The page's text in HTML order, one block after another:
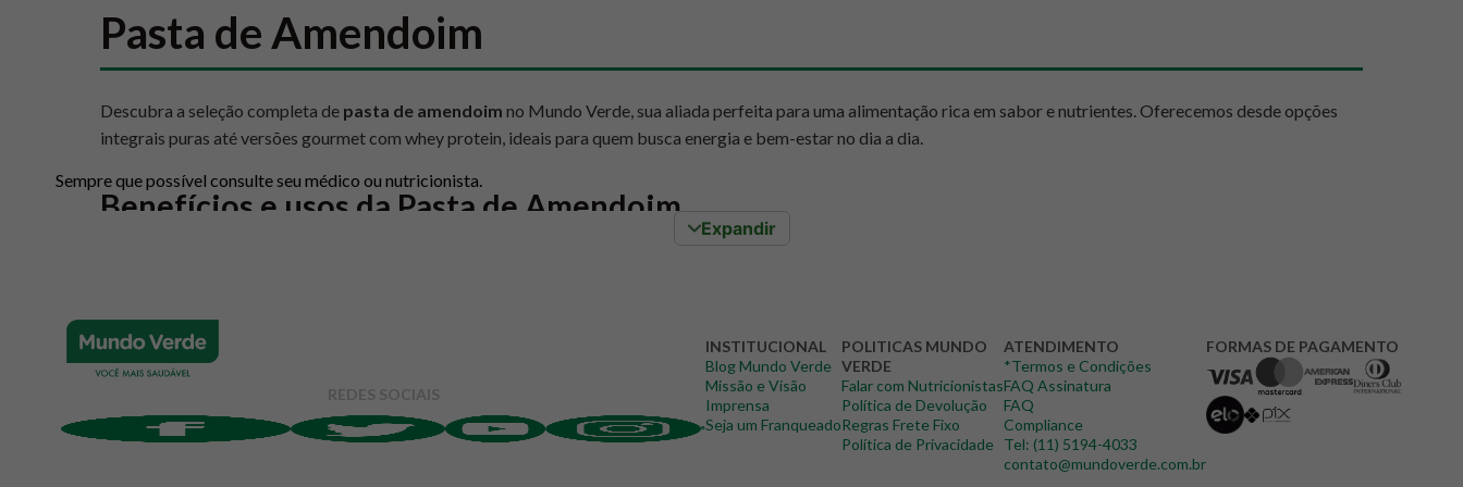
Pasta de Amendoim
Descubra a seleção completa de pasta de amendoim no Mundo Verde, sua aliada perfeita para uma alimentação rica em sabor e nutrientes. Oferecemos desde opções
integrais puras até versões gourmet com whey protein, ideais para quem busca energia e bem-estar no dia a dia.
Benefícios e usos da Pasta de Amendoim
Fonte de energia e proteínas:
carboidratos complexos, mantendo a saciedade por mais tempo.
Rica em gorduras mono e poli-insaturadas, como o ômega 3, que são benéficas para a saúde cardiovascular e auxiliam no controle do
colesterol.
Contém vitamina E, um poderoso antioxidante que combate os radicais livres, e minerais como magnésio, essencial para a saúde óssea
Sempre que possível consulte seu médico ou nutricionista.
Expandir
REDES SOCIAIS
INSTITUCIONAL
Blog Mundo Verde
Missão e Visão
Imprensa
Seja um Franqueado
POLITICAS MUNDO
VERDE
Falar com Nutricionistas
Política de Devolução
Regras Frete Fixo
Política de Privacidade
ATENDIMENTO
*Termos e Condições
FAQ Assinatura
FAQ
Compliance
Tel: (11) 5194-4033
contato@mundoverde.com.br
FORMAS DE PAGAMENTO